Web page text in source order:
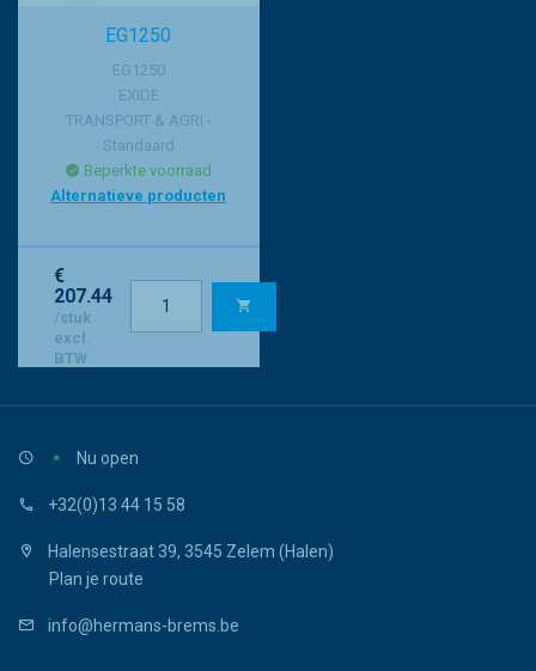
EG1250
EG1250
EXIDE
TRANSPORT & AGRI -
Standaard
Beperkte voorraad
Alternatieve producten
€
207.44
/stuk
excl.
BTW
Nu open
+32(0)13 44 15 58
Halensestraat 39, 3545 Zelem (Halen)
Plan je route
info@hermans-brems.be